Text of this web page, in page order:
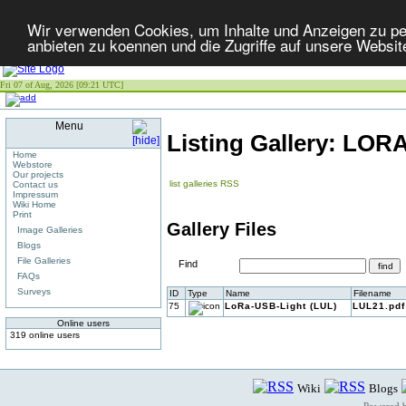
Wir verwenden Cookies, um Inhalte und Anzeigen zu
anbieten zu koennen und die Zugriffe auf unsere
Fri 07 of Aug, 2026 [09:21 UTC]
Menu
Home
Webstore
Our projects
Contact us
Impressum
Wiki Home
Print
Image Galleries
Blogs
File Galleries
FAQs
Surveys
Online users
319 online users
Listing Gallery:
list galleries RSS
Gallery Files
Find
ID Type Name
Filename
75
LoRa-USB-Light (LUL) LUL21.pdf
Wiki Blogs